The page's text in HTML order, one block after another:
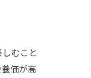
むこと
価が高